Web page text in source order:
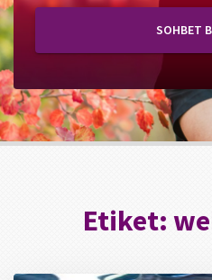
SOHBET
Etiket: